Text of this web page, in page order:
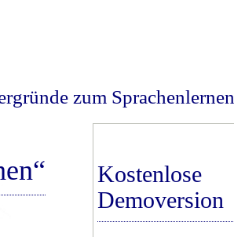
zum Sprachenlernen
Kostenlose
Demoversion